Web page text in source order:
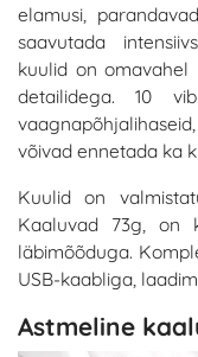
elamusi,
saavutada
kuulid on omavahel
detailidega. 10
võivad ennetada ka
Kuulid on
Kaaluvad 73g, on
läbimõõduga.
USB-kaabliga,
Astmeline